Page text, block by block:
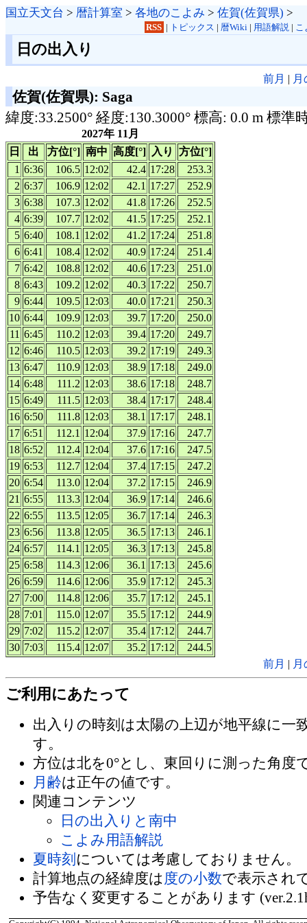
国立天文台 > 暦計算室 > 各地のこよみ > 佐賀(佐賀県) >
RSS | トピックス | 暦Wiki| 用語解説| こ
日の出入り
前月 |
佐賀(佐賀県): Saga
緯度:33.2500° 経度:130.3000° 標高: 0.0 m 標準
2027年 11月
日
出 方位[°] 南中 高度[°] 入り
方位[°]
1 6:36 106.5 12:02 42.4 17:28
253.3
2 6:37 106.9 12:02 42.1 17:27
252.9
3 6:38 107.3 12:02 41.8 17:26
252.5
4 6:39 107.7 12:02 41.5 17:25
252.1
5 6:40 108.1 12:02 41.2 17:24
251.8
6 6:41 108.4 12:02 40.9 17:24
251.4
7 6:42 108.8 12:02 40.6 17:23
251.0
8 6:43 109.2 12:02 40.3 17:22
250.7
9 6:44 109.5 12:03 40.0 17:21
250.3
10 6:44 109.9 12:03 39.7 17:20
250.0
11 6:45 110.2 12:03 39.4 17:20
249.7
12 6:46 110.5 12:03 39.2 17:19
249.3
13 6:47 110.9 12:03 38.9 17:18
249.0
14 6:48 111.2 12:03 38.6 17:18
248.7
15 6:49 111.5 12:03 38.4 17:17
248.4
16 6:50 111.8 12:03 38.1 17:17
248.1
17 6:51 112.1 12:04 37.9 17:16
247.7
18 6:52 112.4 12:04 37.6 17:16
247.5
19 6:53 112.7 12:04 37.4 17:15
247.2
20 6:54 113.0 12:04 37.2 17:15
246.9
21 6:55 113.3 12:04 36.9 17:14
246.6
22 6:55 113.5 12:05 36.7 17:14
246.3
23 6:56 113.8 12:05 36.5 17:13
246.1
24 6:57 114.1 12:05 36.3 17:13
245.8
25 6:58 114.3 12:06 36.1 17:13
245.6
26 6:59 114.6 12:06 35.9 17:12
245.3
27 7:00 114.8 12:06 35.7 17:12
245.1
28 7:01 115.0 12:07 35.5 17:12
244.9
29 7:02 115.2 12:07 35.4 17:12
244.7
30 7:03 115.4 12:07 35.2 17:12
244.5
前月 |
ご利用にあたって
出入りの時刻は太陽の上辺が地平線に一
す。
方位は北を0°とし、東回りに測った角度
月齢は正午の値です。
関連コンテンツ
日の出入りと南中
こよみ用語解説
夏時刻 については考慮しておりません。
計算地点の経緯度は 度の小数で表示され
予告なく変更することがあります